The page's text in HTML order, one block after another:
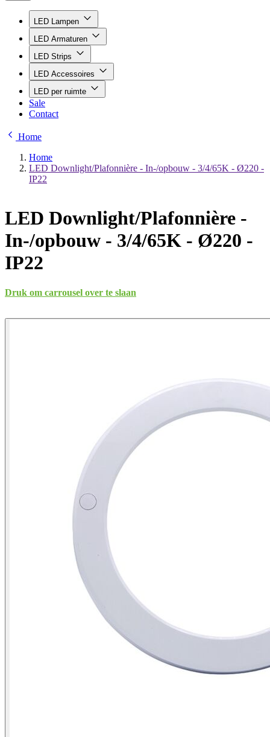
LED Lampen
LED Armaturen
LED Strips
LED Accessoires
LED per ruimte
Sale
Contact
Home
Home
LED Downlight/Plafonnière - In-/opbouw - 3/4/65K - Ø220 -
IP22
LED Downlight/Plafonnière -
In-/opbouw - 3/4/65K - Ø220 -
IP22
Druk om carrousel over te slaan